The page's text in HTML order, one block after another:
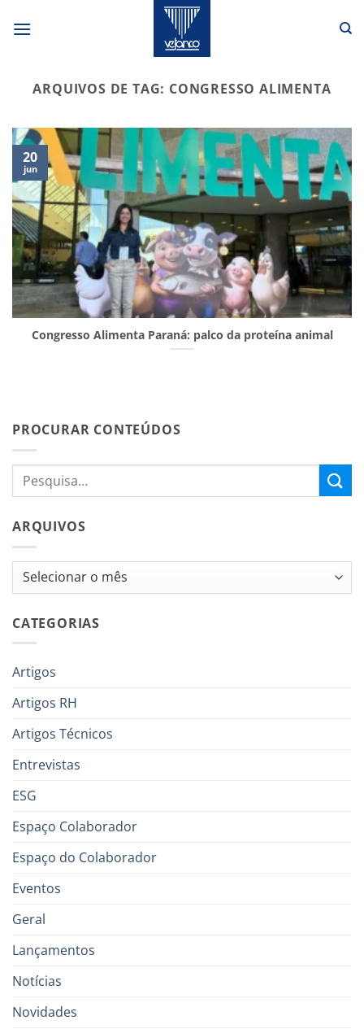
ARQUIVOS DE TAG: CONGRESSO ALIMENTA
Congresso Alimenta Paraná: palco da proteína animal
20
jun
PROCURAR CONTEÚDOS
ARQUIVOS
Arquivos
CATEGORIAS
Artigos
Artigos RH
Artigos Técnicos
Entrevistas
ESG
Espaço Colaborador
Espaço do Colaborador
Eventos
Geral
Lançamentos
Notícias
Novidades